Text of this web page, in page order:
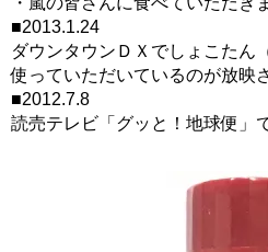
■2013.1.24
ダウンタウンＤＸでしょこたん
使っていただいているのが放映
■2012.7.8
読売テレビ「グッと！地球便」